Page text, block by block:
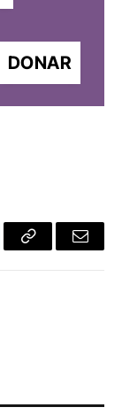
DONAR
Copy
Email